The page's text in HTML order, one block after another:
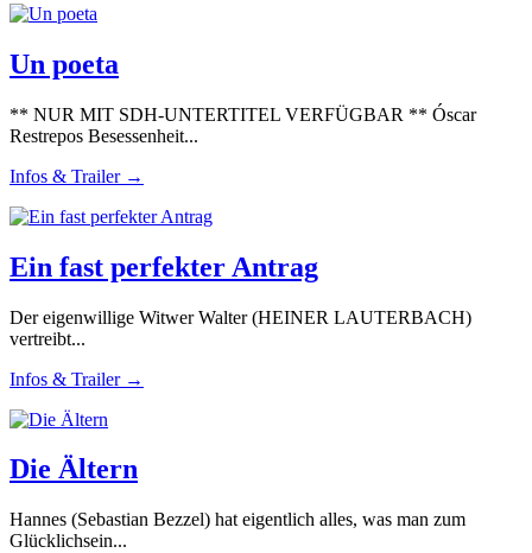
Un poeta
** NUR MIT SDH-UNTERTITEL VERFÜGBAR ** Óscar
Restrepos Besessenheit...
Infos & Trailer →
Ein fast perfekter Antrag
Der eigenwillige Witwer Walter (HEINER LAUTERBACH)
vertreibt...
Infos & Trailer →
Die Ältern
Hannes (Sebastian Bezzel) hat eigentlich alles, was man zum
Glücklichsein...